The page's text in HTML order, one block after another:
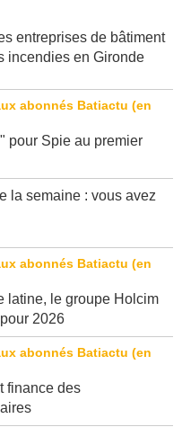
entreprises de bâtiment
pour Spie au premier
la semaine : vous avez
latine, le groupe Holcim
des